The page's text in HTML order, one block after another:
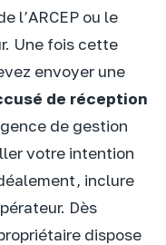
l’ARCEP ou le
Une fois cette
envoyer une
de réception
de gestion
votre intention
inclure
Dès
dispose